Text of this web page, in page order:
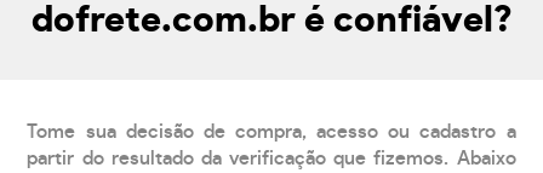
dofrete.com.br é confiável?
Tome sua decisão de compra, acesso ou cadastro a
partir do resultado da verificação que fizemos. Abaixo